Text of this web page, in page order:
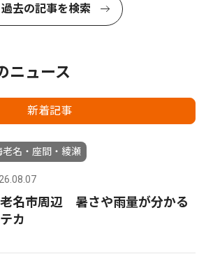
過去の記事を検索
ニュース
新着記事
老名・座間・綾瀬
名市周辺 暑さや雨量が分かる
カ